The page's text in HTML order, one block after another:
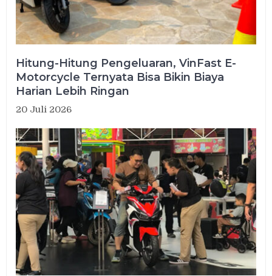
Hitung-Hitung Pengeluaran, VinFast E-
Motorcycle Ternyata Bisa Bikin Biaya
Harian Lebih Ringan
20 Juli 2026